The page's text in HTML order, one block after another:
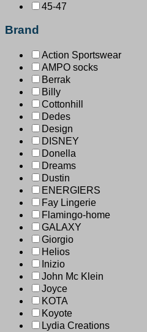
45-47
Brand
Action Sportswear
AMPO socks
Berrak
Billy
Cottonhill
Dedes
Design
DISNEY
Donella
Dreams
Dustin
ENERGIERS
Fay Lingerie
Flamingo-home
GALAXY
Giorgio
Helios
Inizio
John Mc Klein
Joyce
KOTA
Koyote
Lydia Creations